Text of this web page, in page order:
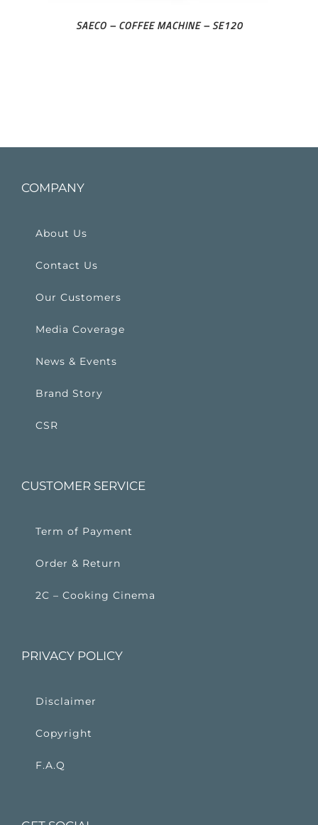
SAECO – COFFEE MACHINE – SE120
COMPANY
About Us
Contact Us
Our Customers
Media Coverage
News & Events
Brand Story
CSR
CUSTOMER SERVICE
Term of Payment
Order & Return
2C – Cooking Cinema
PRIVACY POLICY
Disclaimer
Copyright
F.A.Q